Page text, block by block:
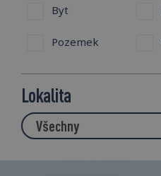
Byt
Pozemek
Lokalita
Všechny